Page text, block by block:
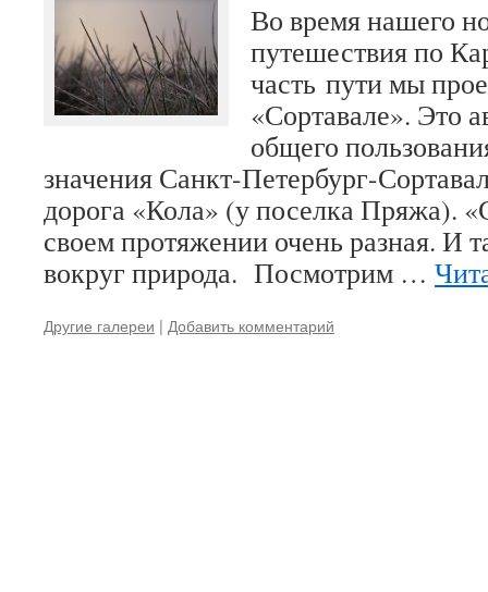
Во время нашего
путешествия по
часть пути мы
«Сортавале». Это
общего
значения Санкт-Петербург-
дорога «Кола» (у поселка Пряжа).
своем протяжении очень разная. И
вокруг природа. Посмотрим …
Другие галереи | Добавить комментарий